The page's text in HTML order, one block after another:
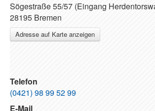
Sögestraße 55/57 (Eingang
28195 Bremen
Adresse auf Karte anzeigen
Telefon
(0421) 98 99 52 99
E-Mail